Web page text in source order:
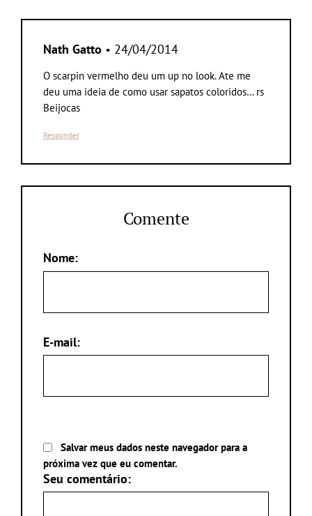
Nath Gatto • 24/04/2014
O scarpin vermelho deu um up no look. Ate me
deu uma ideia de como usar sapatos coloridos… rs
Beijocas
Responder
Comente
Nome:
E-mail:
Salvar meus dados neste navegador para a
próxima vez que eu comentar.
Seu comentário: